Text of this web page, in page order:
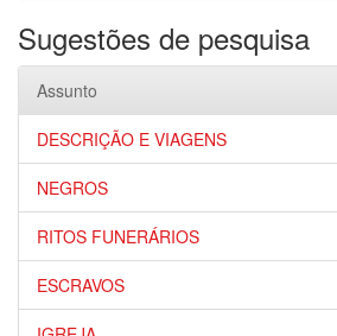
Sugestões de pesquisa
Assunto
DESCRIÇÃO E VIAGENS
NEGROS
RITOS FUNERÁRIOS
ESCRAVOS